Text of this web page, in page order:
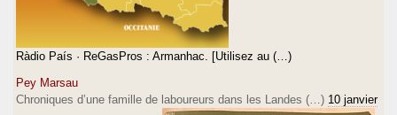
Ràdio País · ReGasPros : Armanhac. [Utilisez au (…)
Pey Marsau
Chroniques d’une famille de laboureurs dans les Landes (…) 10 janvier